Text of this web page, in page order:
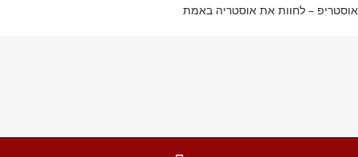
אוסטריפ – לחוות את אוסטריה באמת